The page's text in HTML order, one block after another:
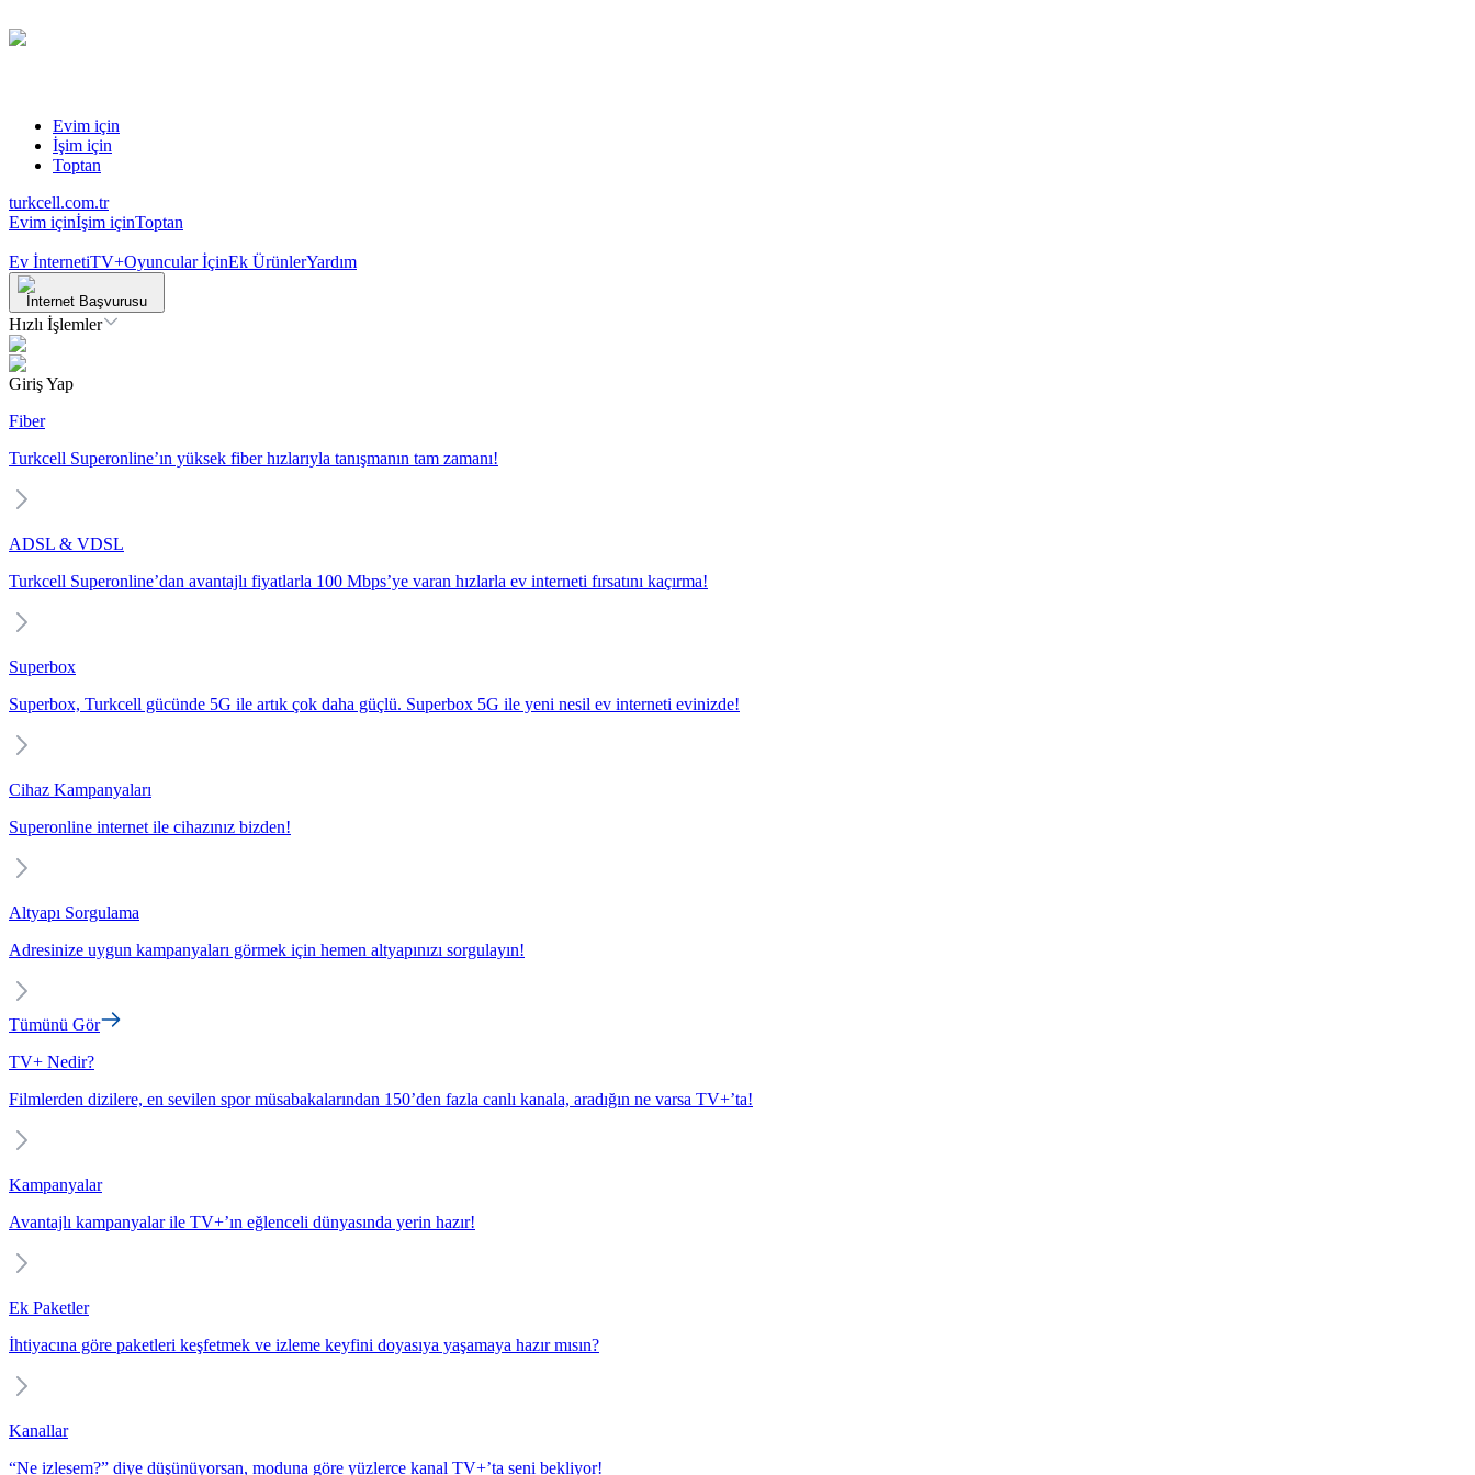
Evim için
İşim için
Toptan
turkcell.com.tr
Evim içinİşim içinToptan
Ev İnternetiTV+Oyuncular İçinEk ÜrünlerYardım
İnternet Başvurusu
Hızlı İşlemler
Giriş Yap
Fiber
Turkcell Superonline’ın yüksek fiber hızlarıyla tanışmanın tam zamanı!
ADSL & VDSL
Turkcell Superonline’dan avantajlı fiyatlarla 100 Mbps’ye varan hızlarla ev interneti fırsatını kaçırma!
Superbox
Superbox, Turkcell gücünde 5G ile artık çok daha güçlü. Superbox 5G ile yeni nesil ev interneti evinizde!
Cihaz Kampanyaları
Superonline internet ile cihazınız bizden!
Altyapı Sorgulama
Adresinize uygun kampanyaları görmek için hemen altyapınızı sorgulayın!
Tümünü Gör
TV+ Nedir?
Filmlerden dizilere, en sevilen spor müsabakalarından 150’den fazla canlı kanala, aradığın ne varsa TV+’ta!
Kampanyalar
Avantajlı kampanyalar ile TV+’ın eğlenceli dünyasında yerin hazır!
Ek Paketler
İhtiyacına göre paketleri keşfetmek ve izleme keyfini doyasıya yaşamaya hazır mısın?
Kanallar
“Ne izlesem?” diye düşünüyorsan, moduna göre yüzlerce kanal TV+’ta seni bekliyor!